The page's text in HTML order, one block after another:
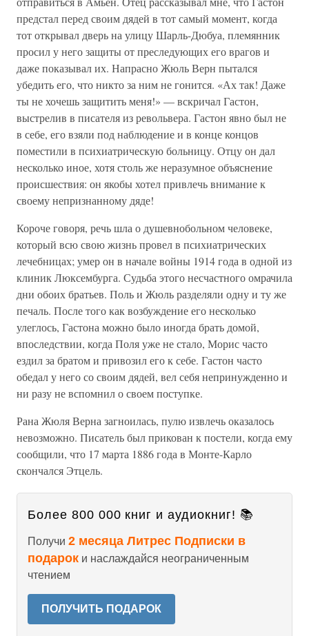
предстал перед своим дядей в тот самый момент, когда
тот открывал дверь на улицу Шарль-Дюбуа, племянник
просил у него защиты от преследующих его врагов и
даже показывал их. Напрасно Жюль Верн пытался
убедить его, что никто за ним не гонится. «Ах так! Даже
ты не хочешь защитить меня!» — вскричал Гастон,
выстрелив в писателя из револьвера. Гастон явно был не
в себе, его взяли под наблюдение и в конце концов
поместили в психиатрическую больницу. Отцу он дал
несколько иное, хотя столь же неразумное объяснение
происшествия: он якобы хотел привлечь внимание к
своему непризнанному дяде!
Короче говоря, речь шла о душевнобольном человеке,
который всю свою жизнь провел в психиатрических
лечебницах; умер он в начале войны 1914 года в одной из
клиник Люксембурга. Судьба этого несчастного омрачила
дни обоих братьев. Поль и Жюль разделяли одну и ту же
печаль. После того как возбуждение его несколько
улеглось, Гастона можно было иногда брать домой,
впоследствии, когда Поля уже не стало, Морис часто
ездил за братом и привозил его к себе. Гастон часто
обедал у него со своим дядей, вел себя непринужденно и
ни разу не вспомнил о своем поступке.
Рана Жюля Верна загноилась, пулю извлечь оказалось
невозможно. Писатель был прикован к постели, когда ему
сообщили, что 17 марта 1886 года в Монте-Карло
скончался Этцель.
Более 800 000 книг и аудиокниг! 📚
Получи 2 месяца Литрес Подписки в
подарок и наслаждайся неограниченным
чтением
ПОЛУЧИТЬ ПОДАРОК